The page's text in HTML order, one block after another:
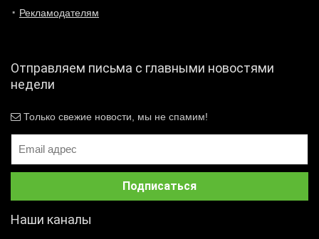
Рекламодателям
Отправляем письма с главными новостями
недели
Только свежие новости, мы не спамим!
Наши каналы